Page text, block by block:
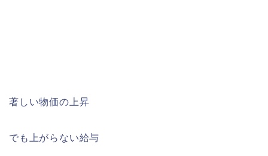
著しい物価の上昇
でも上がらない給与